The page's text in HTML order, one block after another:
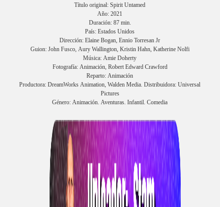
Título original: Spirit Untamed
Año: 2021
Duración: 87 min.
País: Estados Unidos
Dirección: Elaine Bogan, Ennio Torresan Jr
Guion: John Fusco, Aury Wallington, Kristin Hahn, Katherine Nolfi
Música: Amie Doherty
Fotografía: Animación, Robert Edward Crawford
Reparto: Animación
Productora: DreamWorks Animation, Walden Media. Distribuidora: Universal
Pictures
Género: Animación. Aventuras. Infantil. Comedia